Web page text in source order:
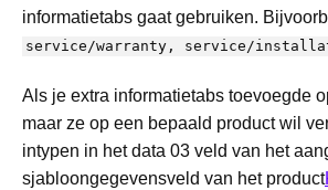
informatietabs gaat gebruiken.
service/warranty, service/
Als je extra informatietabs toevoegde
maar ze op een bepaald product wil
intypen in het data 03 veld van het
sjabloongegevensveld van het product